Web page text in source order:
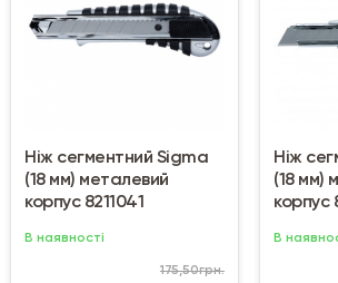
Ніж сегментний Sigma
(18 мм) металевий
корпус 8211041
В наявності
175,50грн.
Ніж
(18 мм)
корпус
В